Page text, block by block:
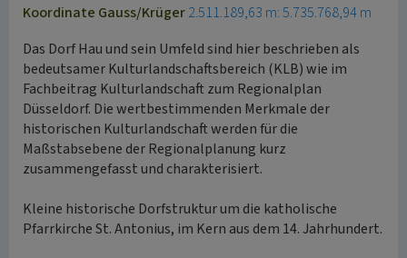
Koordinate Gauss/Krüger2.511.189,63 m: 5.735.768,94 m
Das Dorf Hau und sein Umfeld sind hier beschrieben als
bedeutsamer Kulturlandschaftsbereich (KLB) wie im
Fachbeitrag Kulturlandschaft zum Regionalplan
Düsseldorf. Die wertbestimmenden Merkmale der
historischen Kulturlandschaft werden für die
Maßstabsebene der Regionalplanung kurz
zusammengefasst und charakterisiert.
Kleine historische Dorfstruktur um die katholische
Pfarrkirche St. Antonius, im Kern aus dem 14. Jahrhundert.